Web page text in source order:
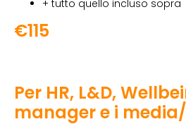
+ tutto quello incluso sopra
€115
Per HR, L&D,
manager e i